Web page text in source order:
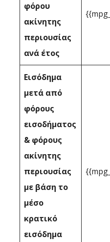
φόρου
ακίνητης
περιουσίας
ανά έτος
Εισόδημα
μετά από
φόρους
εισοδήματος
& φόρους
ακίνητης
περιουσίας
με βάση το
μέσο
κρατικό
εισόδημα